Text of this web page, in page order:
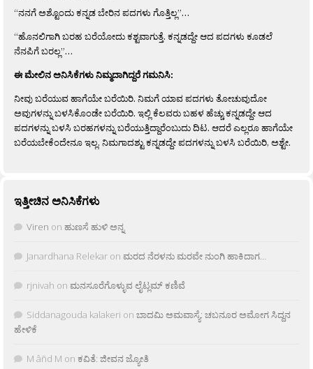
“ನನಗೆ ಅಶ್ಟೊಂದು ಕನ್ನಡ ಬೇರಿನ ಪದಗಳು ಗೊತ್ತಿಲ್ಲ”…
“ಹೊನಲಿಗಾಗಿ ಬರಹ ಬರೆಯೋದು ಕಶ್ಟವಾಗುತ್ತೆ. ಕನ್ನಡದ್ದೇ ಆದ ಪದಗಳು ಕೂಡಲೆ
ನೆನಪಿಗೆ ಬರಲ್ಲ”…
ಈ ಮೇಲಿನ ಅನಿಸಿಕೆಗಳು ನಿಮ್ಮದಾಗಿದ್ದರೆ ಗಮನಿಸಿ:
ನೀವು ಬರೆಯುವ ಹಾಗೆಯೇ ಬರೆಯಿರಿ. ನಿಮಗೆ ಯಾವ ಪದಗಳು ತೋಚುವುದೋ
ಅವುಗಳನ್ನು ಬಳಸಿಕೊಂಡೇ ಬರೆಯಿರಿ. ಇಲ್ಲಿ ಕೆಲವರು ಬಹಳ ಹೆಚ್ಚು ಕನ್ನಡದ್ದೇ ಆದ
ಪದಗಳನ್ನು ಬಳಸಿ ಬರಹಗಳನ್ನು ಬರೆಯುತ್ತಿದ್ದಾರೆಂಬುದು ದಿಟ. ಆದರೆ ಎಲ್ಲರೂ ಹಾಗೆಯೇ
ಬರೆಯಬೇಕೆಂದೇನೂ ಇಲ್ಲ. ನಿಮಗಾದಶ್ಟು ಕನ್ನಡದ್ದೇ ಪದಗಳನ್ನು ಬಳಸಿ ಬರೆಯಿರಿ, ಅಶ್ಟೇ.
ಇತ್ತೀಚಿನ ಅನಿಸಿಕೆಗಳು
Viren on ಹುಣಸೆ ಹುಳಿ ಅನ್ನ
Janardhana Relekar on ಮರದ ನೆರಳನು ಮರವೇ ನುಂಗಿ ಹಾಕಿದಾಗ…
rjnivah on ಮನಸೂರೆಗೊಳ್ಳುವ ಲೈಟ್ಲಮ್ ಕಣಿವೆ
Siddanagouda kalakeri on ಬಾದಮಿ ಅಮವಾಸ್ಯೆ: ಚಬನೂರ ಅಮೋಗ ಸಿದ್ದನ
ಹೇಳಿಕೆ
M âñd M on ಕವಿತೆ: ಜೀವನ ಜ್ಯೋತಿ